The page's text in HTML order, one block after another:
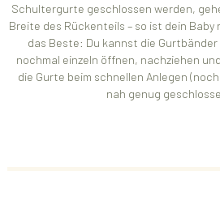
Schultergurte geschlossen werden,
Breite des Rückenteils – so ist dein Baby
das Beste: Du kannst die
nochmal einzeln öffnen, nachziehen
die Gurte beim schnellen Anlegen
nah genug